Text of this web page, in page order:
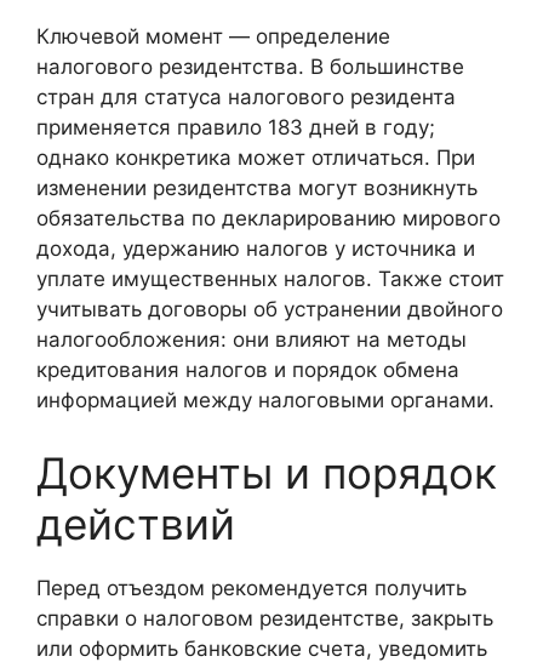
Ключевой момент — определение
налогового резидентства. В большинстве
стран для статуса налогового резидента
применяется правило 183 дней в году;
однако конкретика может отличаться. При
изменении резидентства могут возникнуть
обязательства по декларированию мирового
дохода, удержанию налогов у источника и
уплате имущественных налогов. Также стоит
учитывать договоры об устранении двойного
налогообложения: они влияют на методы
кредитования налогов и порядок обмена
информацией между налоговыми органами.
Документы и порядок
действий
Перед отъездом рекомендуется получить
справки о налоговом резидентстве, закрыть
или оформить банковские счета, уведомить